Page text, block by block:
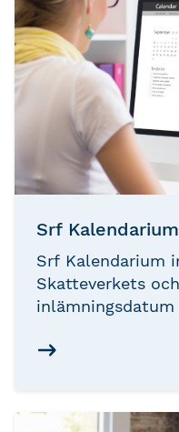
Srf Kalendarium
Srf Kalendarium
Skatteverkets
för den som